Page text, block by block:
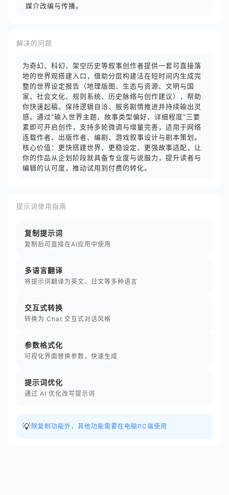
媒介改编与传播。
解决的问题
为奇幻、科幻、架空历史等叙事创作者提供一套可直接落
地的世界观搭建入口，借助分层构建法在短时间内生成完
整的世界设定报告（地理版图、生态与资源、文明与国
家、社会文化、规则系统、历史脉络与创作建议），帮助
你快速起稿、保持逻辑自洽、服务剧情推进并持续输出灵
感。通过“输入世界主题、故事类型偏好、详细程度”三要
素即可开启创作，支持多轮微调与增量完善，适用于网络
连载作者、出版作者、编剧、游戏叙事设计与剧本策划。
核心价值：更快搭建世界、更稳设定、更强故事适配，让
你的作品从企划阶段就具备专业度与说服力，提升读者与
编辑的认可度，推动试用到付费的转化。
提示词使用指南
复制提示词
复制后可直接在AI应用中使用
多语言翻译
将提示词翻译为英文、日文等多种语言
交互式转换
转换为 Chat 交互式对话风格
参数格式化
可视化界面替换参数，快速生成
提示词优化
通过 AI 优化改写提示词
💡 除复制功能外，其他功能需要在电脑PC端使用